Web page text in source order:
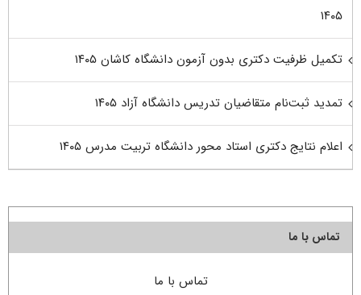
۱۴۰۵
تکمیل ظرفیت دکتری بدون آزمون دانشگاه کاشان ۱۴۰۵
تمدید ثبت‌نام متقاضیان تدریس دانشگاه آزاد ۱۴۰۵
اعلام نتایج دکتری استاد محور دانشگاه تربیت مدرس ۱۴۰۵
تماس با ما
تماس با ما